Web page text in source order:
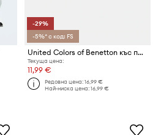
-29%
-5%* с код: FS
United Colors of Benetton къс панталон тип анцуг за деца от памук
Текуща цена:
11,99 €
Редовна цена:16,99 €
Най-ниска цена:16,99 €